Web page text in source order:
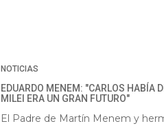
NOTICIAS
EDUARDO MENEM: "CARLOS HABÍA
MILEI ERA UN GRAN FUTURO"
El Padre de Martín Menem y